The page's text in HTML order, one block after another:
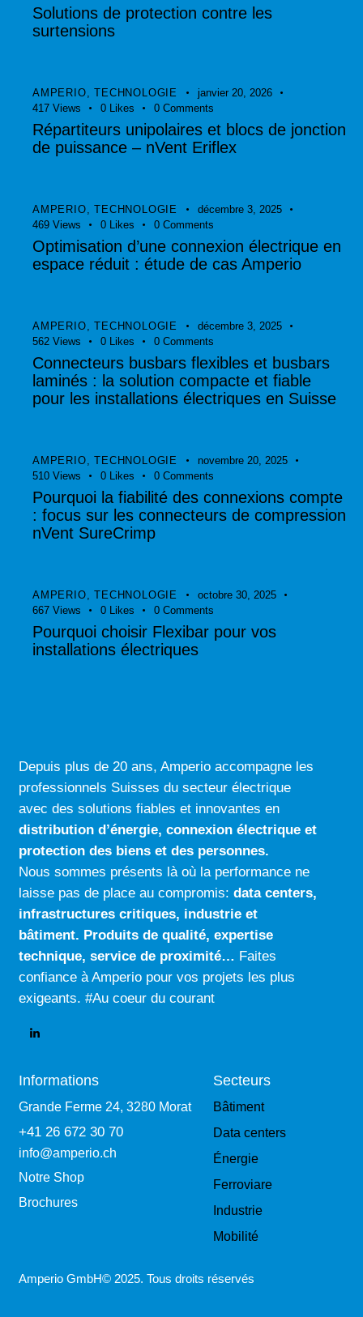
Solutions de protection contre les
surtensions
AMPERIO,TECHNOLOGIE
janvier 20, 2026
417 Views 0 Likes 0 Comments
Répartiteurs unipolaires et blocs de jonction
de puissance – nVent Eriflex
AMPERIO,TECHNOLOGIE
décembre 3, 2025
469 Views 0 Likes 0 Comments
Optimisation d’une connexion électrique en
espace réduit : étude de cas Amperio
AMPERIO,TECHNOLOGIE
décembre 3, 2025
562 Views 0 Likes 0 Comments
Connecteurs busbars flexibles et busbars
laminés : la solution compacte et fiable
pour les installations électriques en Suisse
AMPERIO,TECHNOLOGIE
novembre 20, 2025
510 Views 0 Likes 0 Comments
Pourquoi la fiabilité des connexions compte
: focus sur les connecteurs de compression
nVent SureCrimp
AMPERIO,TECHNOLOGIE
octobre 30, 2025
667 Views 0 Likes 0 Comments
Pourquoi choisir Flexibar pour vos
installations électriques
Depuis plus de 20 ans, Amperio accompagne les
professionnels Suisses du secteur électrique
avec des solutions fiables et innovantes en
distribution d’énergie, connexion électriqueet
protection des biens et des personnes.
Nous sommes présents là où la performance ne
laisse pas de place au compromis:data centers,
infrastructures critiques, industrie et
bâtiment. Produits de qualité,expertise
technique,service de proximité… Faites
confiance à Amperio pour vos projets les plus
exigeants. #Au coeur du courant
Informations
Grande Ferme 24, 3280 Morat
+41 26 672 30 70
info@amperio.ch
Notre Shop
Brochures
Secteurs
Bâtiment
Data centers
Énergie
Ferroviare
Industrie
Mobilité
Amperio GmbH© 2025. Tous droits réservés